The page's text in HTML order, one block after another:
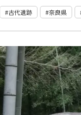
古代遺跡 奈良県